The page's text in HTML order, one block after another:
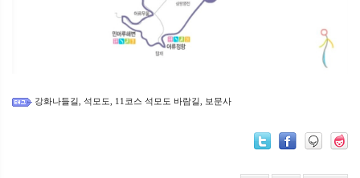
강화나들길 석모도 11코스 석모도 바람길 보문사